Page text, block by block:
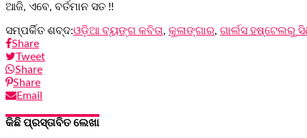
ଆଜି, ଏବେ, ବର୍ତମାନ ସତ !!
ସମ୍ପର୍କିତ ଶବ୍ଦ:ଓଡ଼ିଆ ବ୍ୟଙ୍ଗ କବିତା, କୁଳାଙ୍ଗାର, ଗାର୍ଲସ ହଷ୍ଟେଲରୁ
Share
Tweet
Share
Share
Email
କିଛି ପ୍ରସ୍ତାବିତ ଲେଖା